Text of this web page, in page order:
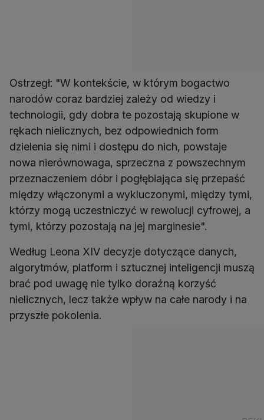
Ostrzegł: "W kontekście, w którym bogactwo
narodów coraz bardziej zależy od wiedzy i
technologii, gdy dobra te pozostają skupione w
rękach nielicznych, bez odpowiednich form
dzielenia się nimi i dostępu do nich, powstaje
nowa nierównowaga, sprzeczna z powszechnym
przeznaczeniem dóbr i pogłębiająca się przepaść
między włączonymi a wykluczonymi, między tymi,
którzy mogą uczestniczyć w rewolucji cyfrowej, a
tymi, którzy pozostają na jej marginesie".
Według Leona XIV decyzje dotyczące danych,
algorytmów, platform i sztucznej inteligencji muszą
brać pod uwagę nie tylko doraźną korzyść
nielicznych, lecz także wpływ na całe narody i na
przyszłe pokolenia.